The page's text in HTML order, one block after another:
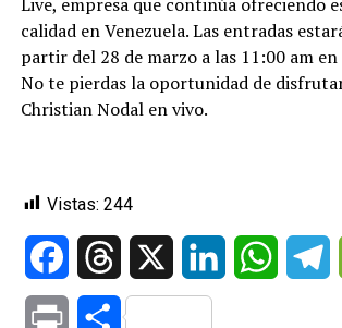
calidad en Venezuela. Las entradas
partir del 28 de marzo a las 11:00 am
No te pierdas la oportunidad de
Christian Nodal en vivo.
Vistas: 244
FacebookThreads LinkedIn
Print Compartir